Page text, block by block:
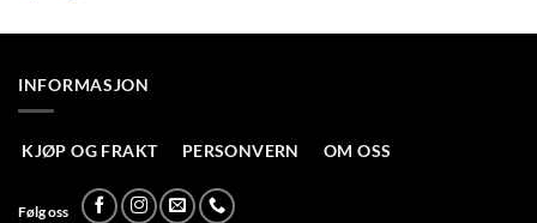
1
949,00,-.
INFORMASJON
KJØP OG FRAKT PERSONVERN OM OSS
Følg oss